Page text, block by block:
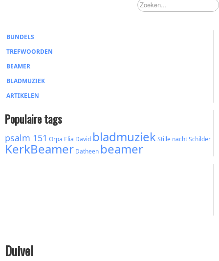
BUNDELS
TREFWOORDEN
BEAMER
BLADMUZIEK
ARTIKELEN
Populaire tags
psalm 151 Orpa Elia David bladmuziekStille nachtSchilder
KerkBeamer Datheen beamer
Duivel